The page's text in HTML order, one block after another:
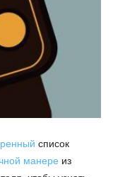
список
манере из